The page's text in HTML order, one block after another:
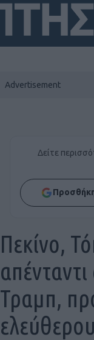
Δείτε
Πεκίνο,
Τραμπ,